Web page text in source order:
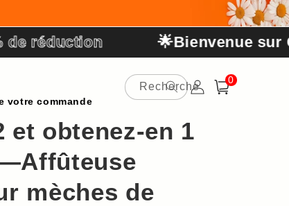
réduction 🌟Bienvenue sur
votre commande
Recherche
ConnexionPanier
0
0 article
et obtenez-en 1
mèches de